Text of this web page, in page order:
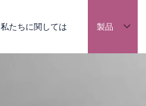
私たちに関しては 製品